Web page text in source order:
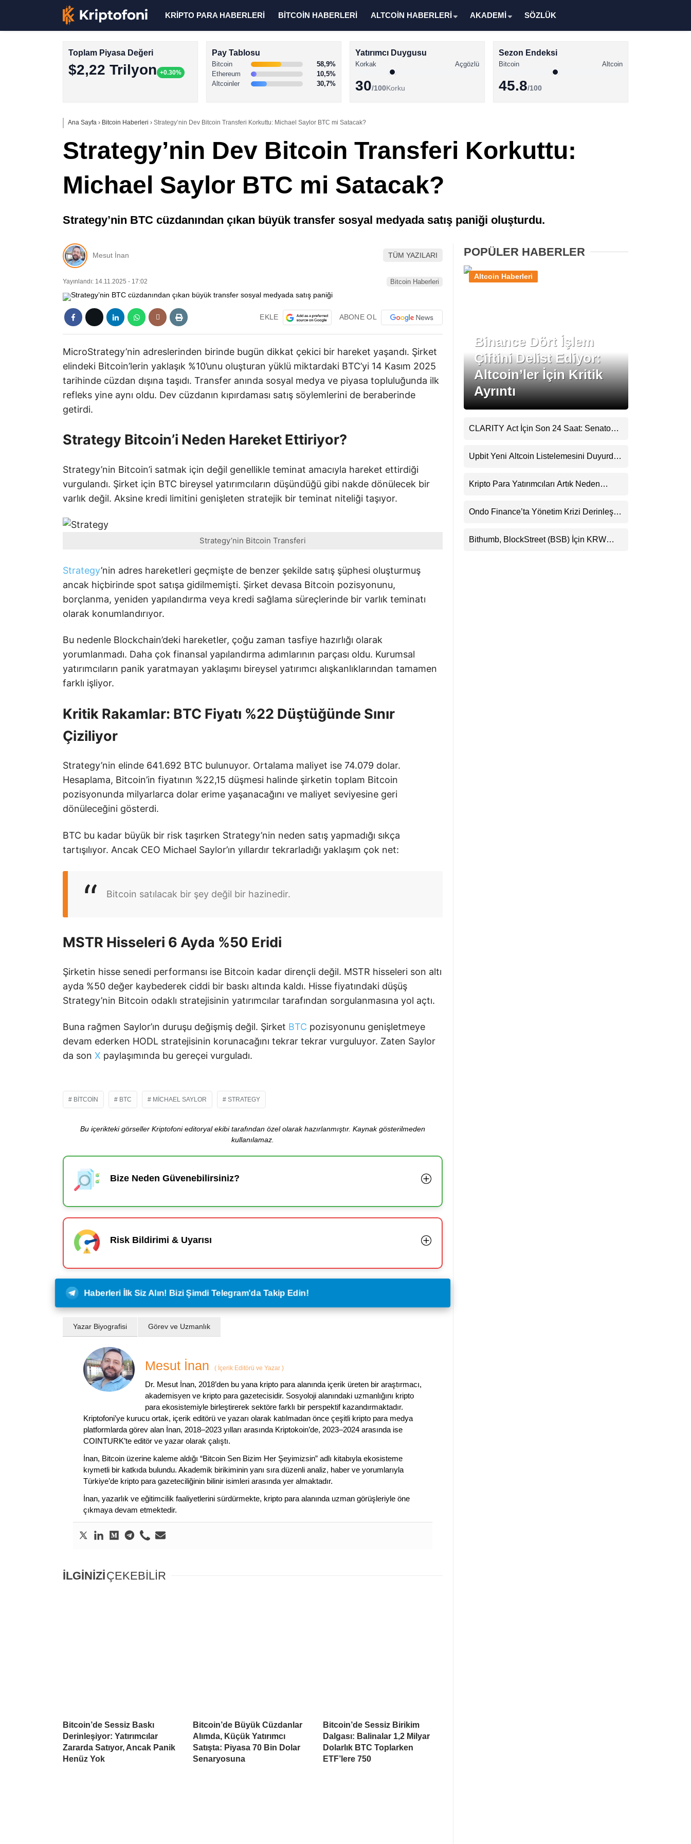
Altcoin Haberleri
Stablecoin Haberleri
KRİPTO PARA HABERLERİ BİTCOİN HABERLERİ ALTCOİN HABERLERİ AKADEMİ SÖZLÜK
Toplam Piyasa Değeri
$2,22 Trilyon +0.30%
Pay Tablosu
Bitcoin
58,9%
Ethereum
10,5%
Altcoinler
30,7%
Yatırımcı Duygusu
Korkak Açgözlü
30/100Korku
Sezon Endeksi
Bitcoin Altcoin
45.8/100
Ana Sayfa › Bitcoin Haberleri › Strategy’nin Dev Bitcoin Transferi Korkuttu: Michael Saylor BTC mi Satacak?
Strategy’nin Dev Bitcoin Transferi Korkuttu:
Michael Saylor BTC mi Satacak?
Strategy’nin BTC cüzdanından çıkan büyük transfer sosyal medyada satış paniği oluşturdu.
Mesut İnan TÜM YAZILARI
Yayınlandı: 14.11.2025 - 17:02 Bitcoin Haberleri
EKLE ABONE OL
MicroStrategy’nin adreslerinden birinde bugün dikkat çekici bir hareket yaşandı. Şirket
elindeki Bitcoin’lerin yaklaşık %10’unu oluşturan yüklü miktardaki BTC’yi 14 Kasım 2025
tarihinde cüzdan dışına taşıdı. Transfer anında sosyal medya ve piyasa topluluğunda ilk
refleks yine aynı oldu. Dev cüzdanın kıpırdaması satış söylemlerini de beraberinde
getirdi.
Strategy Bitcoin’i Neden Hareket Ettiriyor?
Strategy’nin Bitcoin’i satmak için değil genellikle teminat amacıyla hareket ettirdiği
vurgulandı. Şirket için BTC bireysel yatırımcıların düşündüğü gibi nakde dönülecek bir
varlık değil. Aksine kredi limitini genişleten stratejik bir teminat niteliği taşıyor.
Strategy’nin Bitcoin Transferi
Strategy’nin adres hareketleri geçmişte de benzer şekilde satış şüphesi oluşturmuş
ancak hiçbirinde spot satışa gidilmemişti. Şirket devasa Bitcoin pozisyonunu,
borçlanma, yeniden yapılandırma veya kredi sağlama süreçlerinde bir varlık teminatı
olarak konumlandırıyor.
Bu nedenle Blockchain’deki hareketler, çoğu zaman tasfiye hazırlığı olarak
yorumlanmadı. Daha çok finansal yapılandırma adımlarının parçası oldu. Kurumsal
yatırımcıların panik yaratmayan yaklaşımı bireysel yatırımcı alışkanlıklarından tamamen
farklı işliyor.
Kritik Rakamlar: BTC Fiyatı %22 Düştüğünde Sınır
Çiziliyor
Strategy’nin elinde 641.692 BTC bulunuyor. Ortalama maliyet ise 74.079 dolar.
Hesaplama, Bitcoin’in fiyatının %22,15 düşmesi halinde şirketin toplam Bitcoin
pozisyonunda milyarlarca dolar erime yaşanacağını ve maliyet seviyesine geri
dönüleceğini gösterdi.
BTC bu kadar büyük bir risk taşırken Strategy’nin neden satış yapmadığı sıkça
tartışılıyor. Ancak CEO Michael Saylor’ın yıllardır tekrarladığı yaklaşım çok net:
Bitcoin satılacak bir şey değil bir hazinedir.
MSTR Hisseleri 6 Ayda %50 Eridi
Şirketin hisse senedi performansı ise Bitcoin kadar dirençli değil. MSTR hisseleri son altı
ayda %50 değer kaybederek ciddi bir baskı altında kaldı. Hisse fiyatındaki düşüş
Strategy’nin Bitcoin odaklı stratejisinin yatırımcılar tarafından sorgulanmasına yol açtı.
Buna rağmen Saylor’ın duruşu değişmiş değil. Şirket BTC pozisyonunu genişletmeye
devam ederken HODL stratejisinin korunacağını tekrar tekrar vurguluyor. Zaten Saylor
da son X paylaşımında bu gereçei vurguladı.
BITCOIN BTC MICHAEL SAYLOR STRATEGY
Bu içerikteki görseller Kriptofoni editoryal ekibi tarafından özel olarak hazırlanmıştır. Kaynak gösterilmeden
kullanılamaz.
Bize Neden Güvenebilirsiniz?
Risk Bildirimi & Uyarısı
Haberleri İlk Siz Alın! Bizi Şimdi Telegram'da Takip Edin!
Yazar Biyografisi Görev ve Uzmanlık
Mesut İnan ( İçerik Editörü ve Yazar )
Dr. Mesut İnan, 2018’den bu yana kripto para alanında içerik üreten bir araştırmacı,
akademisyen ve kripto para gazetecisidir. Sosyoloji alanındaki uzmanlığını kripto
para ekosistemiyle birleştirerek sektöre farklı bir perspektif kazandırmaktadır.
Kriptofoni’ye kurucu ortak, içerik editörü ve yazarı olarak katılmadan önce çeşitli kripto para medya
platformlarda görev alan İnan, 2018–2023 yılları arasında Kriptokoin’de, 2023–2024 arasında ise
COINTURK’te editör ve yazar olarak çalıştı.
İnan, Bitcoin üzerine kaleme aldığı “Bitcoin Sen Bizim Her Şeyimizsin” adlı kitabıyla ekosisteme
kıymetli bir katkıda bulundu. Akademik birikiminin yanı sıra düzenli analiz, haber ve yorumlarıyla
Türkiye’de kripto para gazeteciliğinin bilinir isimleri arasında yer almaktadır.
İnan, yazarlık ve eğitimcilik faaliyetlerini sürdürmekte, kripto para alanında uzman görüşleriyle öne
çıkmaya devam etmektedir.
İLGİNİZİÇEKEBİLİR
Bitcoin’de Sessiz Baskı
Derinleşiyor: Yatırımcılar
Zararda Satıyor, Ancak Panik
Henüz Yok
Bitcoin’de Büyük Cüzdanlar
Alımda, Küçük Yatırımcı
Satışta: Piyasa 70 Bin Dolar
Senaryosuna
Bitcoin’de Sessiz Birikim
Dalgası: Balinalar 1,2 Milyar
Dolarlık BTC Toplarken
ETF’lere 750
POPÜLER HABERLER
Binance Dört İşlem
Çiftini Delist Ediyor:
Altcoin’ler İçin Kritik
Ayrıntı
Altcoin Haberleri
CLARITY Act İçin Son 24 Saat: Senato
Beklentisini Bozabilir
Upbit Yeni Altcoin Listelemesini Duyurdu:
Görecek
Kripto Para Yatırımcıları Artık Neden
Ondo Finance’ta Yönetim Krizi Derinleşti:
Kontrolü Mahkemeye Taşındı
Bithumb, BlockStreet (BSB) İçin KRW